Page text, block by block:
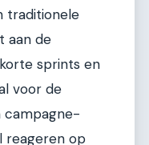
traditionele
aan de
sprints en
voor de
campagne-
reageren op